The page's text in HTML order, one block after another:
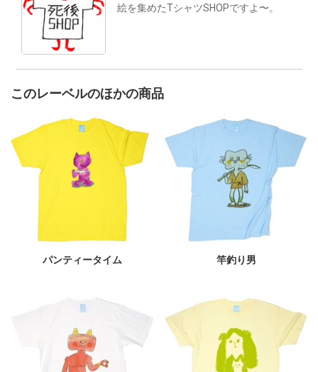
絵を集めたTシャツSHOPですよ〜。
このレーベルのほかの商品
パンティータイム 竿釣り男